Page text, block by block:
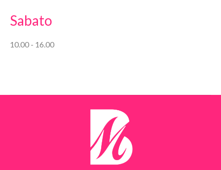
Sabato
10.00 - 16.00